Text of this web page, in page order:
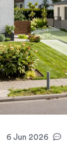
6 Jun 2026